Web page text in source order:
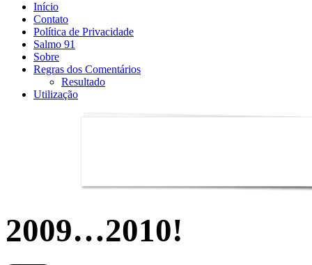
Início
Contato
Política de Privacidade
Salmo 91
Sobre
Regras dos Comentários
Resultado
Utilização
2009…2010!